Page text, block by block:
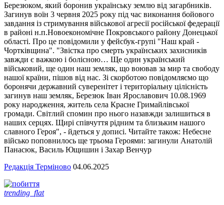
Березюком, який боронив українську землю від загарбників.
Загинув воїн 3 червня 2025 року під час виконання бойового
завдання із стримування військової агресії російської федерації
в районі н.п.Новоекономічне Покровського району Донецької
області. Про це повідомили у фейсбук-групі "Наш край -
Чортківщина". "Звістка про смерть українських захисників
завжди є важкою і болісною… Ще один український
військовий, ще один наш земляк, що воював за мир та свободу
нашої країни, пішов від нас. Зі скорботою повідомляємо що
боронячи державний суверенітет і територіальну цілісність
загинув наш земляк, Березюк Іван Ярославович 10.08.1969
року народження, житель села Красне Гримайлівської
громади. Світлий спомин про нього назавжди залишиться в
наших серцях. Щирі співчуття рідним та близьким нашого
славного Героя", - йдеться у дописі. Читайте також: Небесне
військо поповнилось ще трьома Героями: загинули Анатолій
Панасюк, Василь Ющишин і Захар Венчур
Редакція Терміново 04.06.2025
trending_flat